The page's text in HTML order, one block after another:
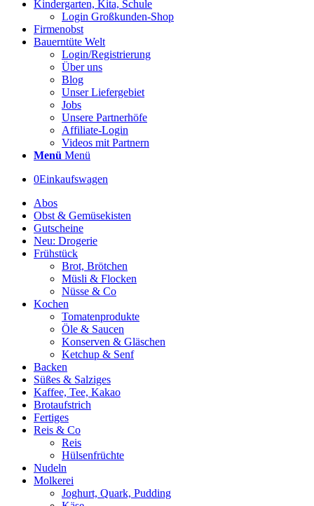
Kindergarten, Kita, Schule
Login Großkunden-Shop
Firmenobst
Bauerntüte Welt
Login/Registrierung
Über uns
Blog
Unser Liefergebiet
Jobs
Unsere Partnerhöfe
Affiliate-Login
Videos mit Partnern
Menü Menü
0Einkaufswagen
Abos
Obst & Gemüsekisten
Gutscheine
Neu: Drogerie
Frühstück
Brot, Brötchen
Müsli & Flocken
Nüsse & Co
Kochen
Tomatenprodukte
Öle & Saucen
Konserven & Gläschen
Ketchup & Senf
Backen
Süßes & Salziges
Kaffee, Tee, Kakao
Brotaufstrich
Fertiges
Reis & Co
Reis
Hülsenfrüchte
Nudeln
Molkerei
Joghurt, Quark, Pudding